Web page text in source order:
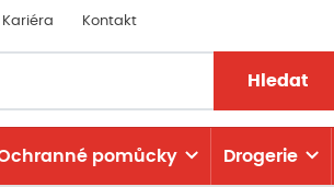
Kariéra Kontakt
Hledat
pomůcky Drogerie